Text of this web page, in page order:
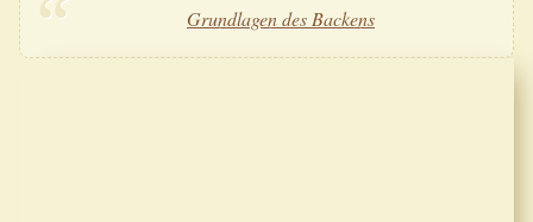
Grundlagen des Backens